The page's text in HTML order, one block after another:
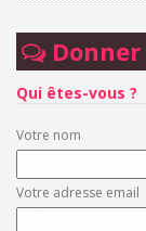
Donner
Qui êtes-vous ?
Votre nom
Votre adresse email